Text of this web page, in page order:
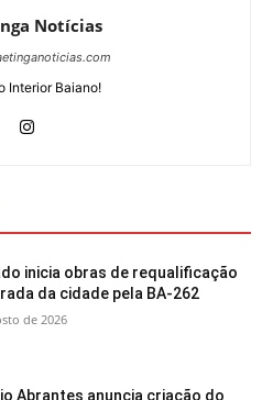
Notícias
Interior Baiano!
inicia obras de requalificação
da cidade pela BA-262
de 2026
Abrantes anuncia criação do